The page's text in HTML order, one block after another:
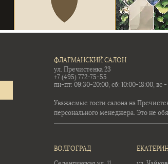
ФЛАГМАНСКИЙ САЛОН
ул. Пречистенка 23
+7 (495) 772-75-55
пн-пт: 09:30-20:00, сб: 10:00-18:00, вс
Уважаемые гости салона на
персонального менеджера. Это не
ВОЛГОГРАД